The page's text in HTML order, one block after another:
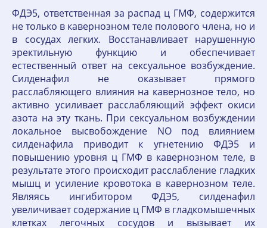
ФДЭ5, ответственная за распад ц ГМФ, содержится
не только в кавернозном теле полового члена, но и
в сосудах легких. Восстанавливает нарушенную
эректильную функцию и обеспечивает
естественный ответ на сексуальное возбуждение.
Силденафил не оказывает прямого
расслабляющего влияния на кавернозное тело, но
активно усиливает расслабляющий эффект окиси
азота на эту ткань. При сексуальном возбуждении
локальное высвобождение NO под влиянием
силденафила приводит к угнетению ФДЭ5 и
повышению уровня ц ГМФ в кавернозном теле, в
результате этого происходит расслабление гладких
мышц и усиление кровотока в кавернозном теле.
Являясь ингибитором ФДЭ5, силденафил
увеличивает содержание ц ГМФ в гладкомышечных
клетках легочных сосудов и вызывает их